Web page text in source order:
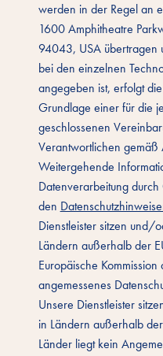
werden in der Regel an
1600 Amphitheatre
94043, USA übertragen
bei den einzelnen
angegeben ist, erfolgt
Grundlage einer für die
geschlossenen
Verantwortlichen
Weitergehende
Datenverarbeitung
den
Dienstleister sitzen und/
Ländern außerhalb der
Europäische Kommission
angemessenes
Unsere Dienstleister
in Ländern außerhalb
Länder liegt kein